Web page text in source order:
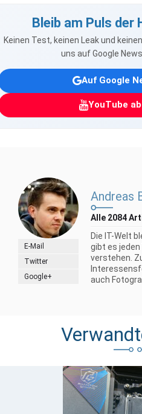
Bleib am Puls der
Keinen Test, keinen Leak und
uns auf Google
Auf Google
YouTube
E-Mail
Twitter
Google+
Andreas
Alle 2084
Die IT-Welt
gibt es jeden
verstehen.
auch